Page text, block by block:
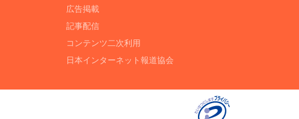
広告掲載
記事配信
コンテンツ二次利用
日本インターネット報道協会